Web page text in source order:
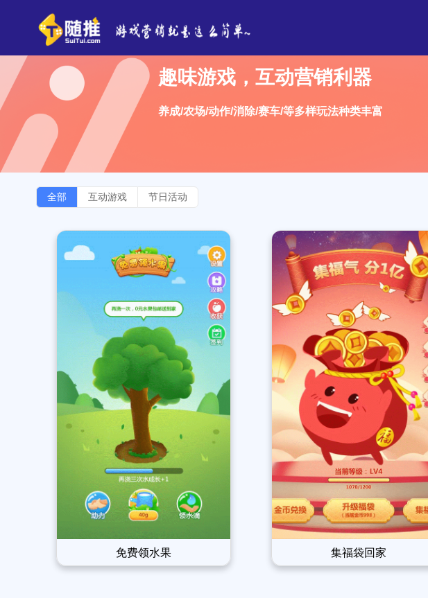
趣味游戏，互动营销利器
养成/农场/动作/消除/赛车/等多样玩法种类丰富
全部 互动游戏 节日活动
免费领水果 集福袋回家